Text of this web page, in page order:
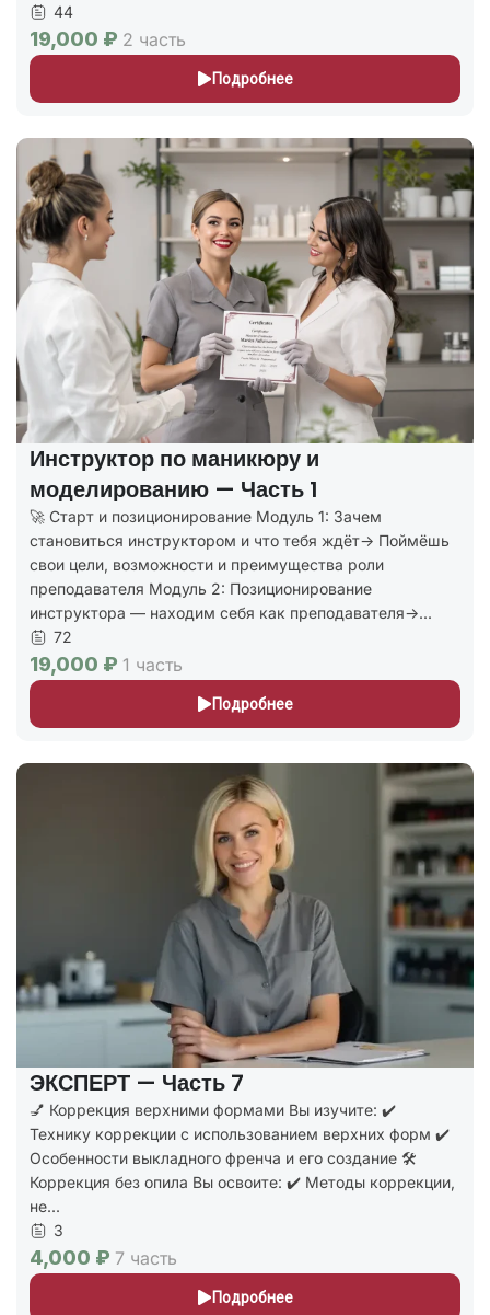
44
19,000 ₽ 2 часть
Подробнее
Инструктор по маникюру и
моделированию — Часть 1
🚀 Старт и позиционирование Модуль 1: Зачем
становиться инструктором и что тебя ждёт→ Поймёшь
свои цели, возможности и преимущества роли
преподавателя Модуль 2: Позиционирование
инструктора — находим себя как преподавателя→...
72
19,000 ₽ 1 часть
Подробнее
ЭКСПЕРТ — Часть 7
💅 Коррекция верхними формами Вы изучите: ✔️
Технику коррекции с использованием верхних форм ✔️
Особенности выкладного френча и его создание 🛠️
Коррекция без опила Вы освоите: ✔️ Методы коррекции,
не...
3
4,000 ₽ 7 часть
Подробнее